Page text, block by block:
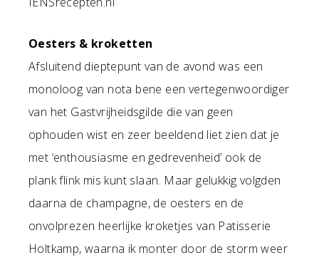
Oesters & kroketten
Afsluitend dieptepunt van de avond was een
monoloog van nota bene een vertegenwoordiger
van het Gastvrijheidsgilde die van geen
ophouden wist en zeer beeldend liet zien dat je
met ‘enthousiasme en gedrevenheid’ ook de
plank flink mis kunt slaan. Maar gelukkig volgden
daarna de champagne, de oesters en de
onvolprezen heerlijke kroketjes van Patisserie
Holtkamp, waarna ik monter door de storm weer